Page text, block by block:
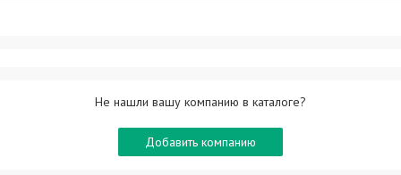
Не нашли вашу компанию в каталоге?
Добавить компанию